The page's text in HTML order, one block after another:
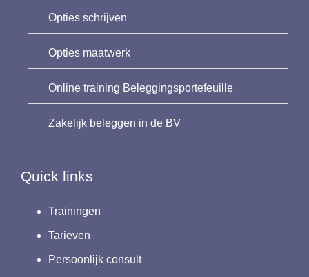
Opties schrijven
Opties maatwerk
Online training Beleggingsportefeuille
Zakelijk beleggen in de BV
Quick links
Trainingen
Tarieven
Persoonlijk consult